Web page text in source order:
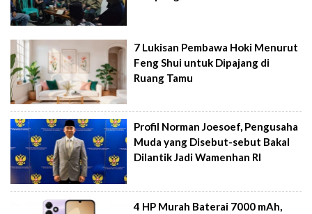
7 Lukisan Pembawa Hoki Menurut
Feng Shui untuk Dipajang di
Ruang Tamu
Profil Norman Joesoef, Pengusaha
Muda yang Disebut-sebut Bakal
Dilantik Jadi Wamenhan RI
4 HP Murah Baterai 7000 mAh,